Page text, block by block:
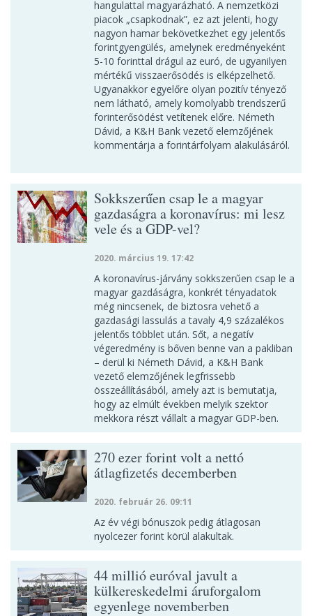
hangulattal magyarázható. A nemzetközi
piacok „csapkodnak”, ez azt jelenti, hogy
nagyon hamar bekövetkezhet egy jelentős
forintgyengülés, amelynek eredményeként
5-10 forinttal drágul az euró, de ugyanilyen
mértékű visszaerősödés is elképzelhető.
Ugyanakkor egyelőre olyan pozitív tényező
nem látható, amely komolyabb trendszerű
forinterősödést vetítenek előre. Németh
Dávid, a K&H Bank vezető elemzőjének
kommentárja a forintárfolyam alakulásáról.
Sokkszerűen csap le a magyar
gazdaságra a koronavírus: mi lesz
vele és a GDP-vel?
2020. március 19. 17:42
A koronavírus-járvány sokkszerűen csap le a
magyar gazdáságra, konkrét tényadatok
még nincsenek, de biztosra vehető a
gazdasági lassulás a tavaly 4,9 százalékos
jelentős többlet után. Sőt, a negatív
végeredmény is bőven benne van a pakliban
– derül ki Németh Dávid, a K&H Bank
vezető elemzőjének legfrissebb
összeállításából, amely azt is bemutatja,
hogy az elmúlt években melyik szektor
mekkora részt vállalt a magyar GDP-ben.
270 ezer forint volt a nettó
átlagfizetés decemberben
2020. február 26. 09:11
Az év végi bónuszok pedig átlagosan
nyolcezer forint körül alakultak.
44 millió euróval javult a
külkereskedelmi áruforgalom
egyenlege novemberben